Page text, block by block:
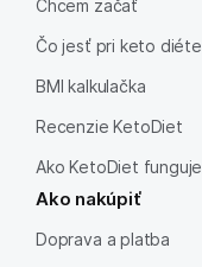
Chcem začať
Čo jesť pri keto diéte
BMI kalkulačka
Recenzie KetoDiet
Ako KetoDiet funguje
Ako nakúpiť
Doprava a platba